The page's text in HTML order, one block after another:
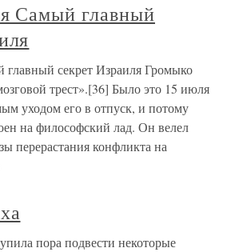
Самый главный
главный секрет Израиля Громыко
трест».[36] Было это 15 июля
уходом его в отпуск, и потому
на философский лад. Он велел
перерастания конфликта на
пора подвести некоторые